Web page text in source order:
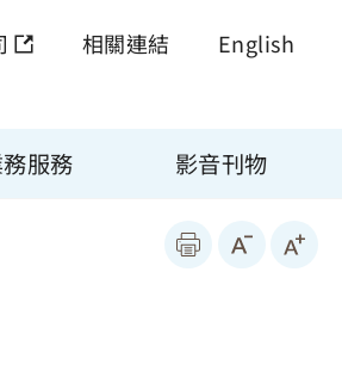
相關連結 English
服務 影音刊物